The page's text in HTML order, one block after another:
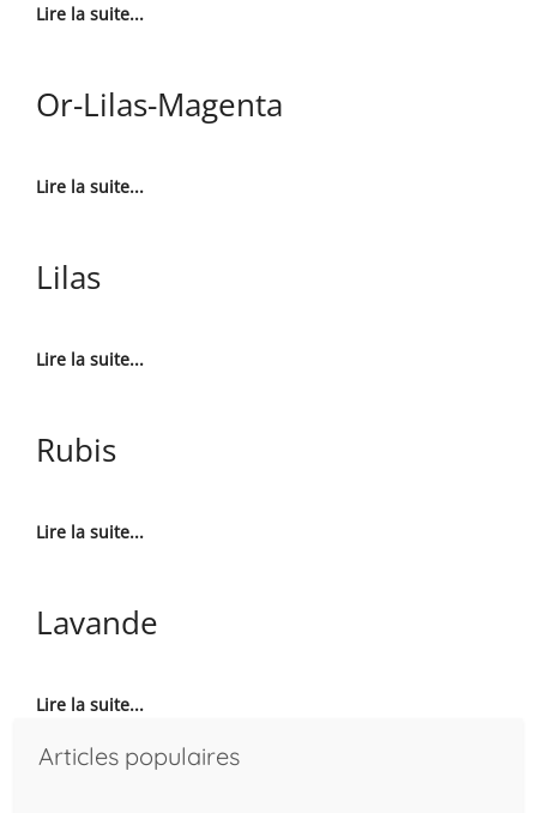
Lire la suite...
Or-Lilas-Magenta
Lire la suite...
Lilas
Lire la suite...
Rubis
Lire la suite...
Lavande
Lire la suite...
Articles populaires